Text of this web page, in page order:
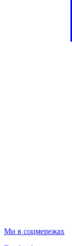
Ми в соцмережах